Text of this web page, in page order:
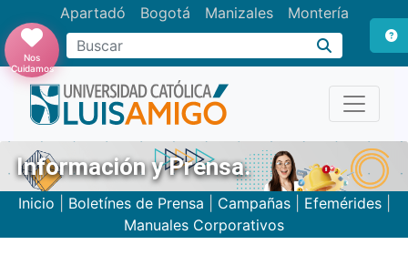
Apartadó Bogotá Manizales Montería
Buscar
Nos
Cuidamos
Información y Prensa.
Inicio Boletínes de Prensa Campañas| Efemérides|
Manuales Corporativos